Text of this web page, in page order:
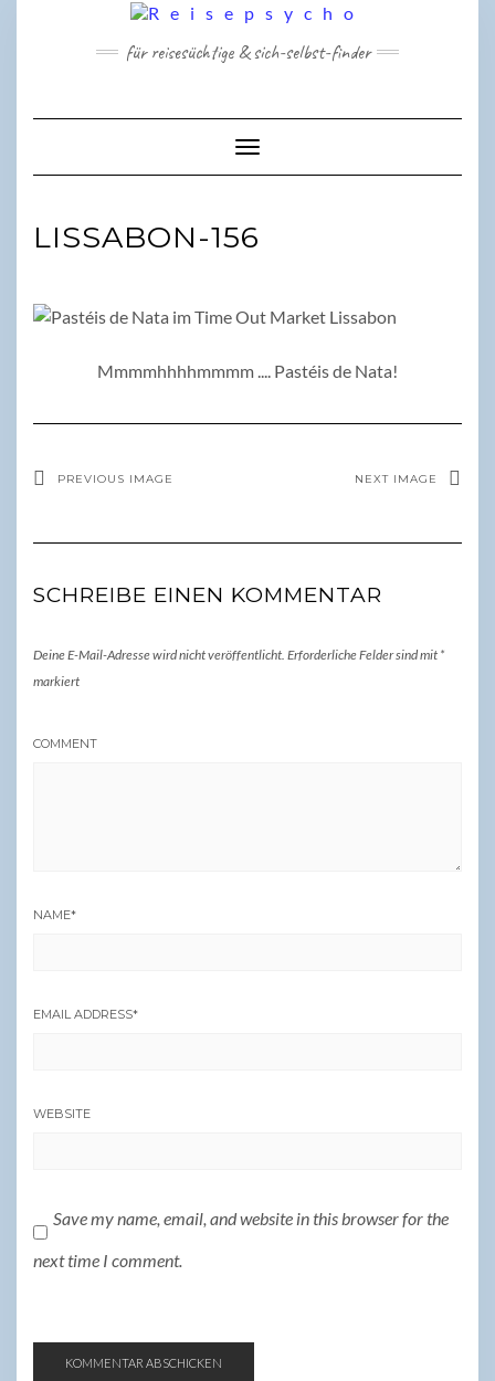
für reisesüchtige & sich-selbst-finder
Toggle Navigation
LISSABON-156
Mmmmhhhhmmmm .... Pastéis de Nata!
PREVIOUS IMAGE NEXT IMAGE
SCHREIBE EINEN KOMMENTAR
Deine E-Mail-Adresse wird nicht veröffentlicht. Erforderliche Felder sind mit *
markiert
COMMENT
NAME*
EMAIL ADDRESS*
WEBSITE
Save my name, email, and website in this browser for the
next time I comment.